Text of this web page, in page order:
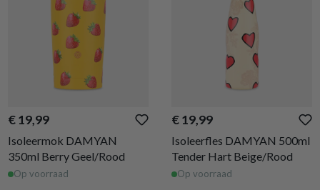
€ 19,99
Isoleermok DAMYAN
350ml Berry Geel/Rood
Op voorraad
€ 19,99
Isoleerfles DAMYAN 500ml
Tender Hart Beige/Rood
Op voorraad